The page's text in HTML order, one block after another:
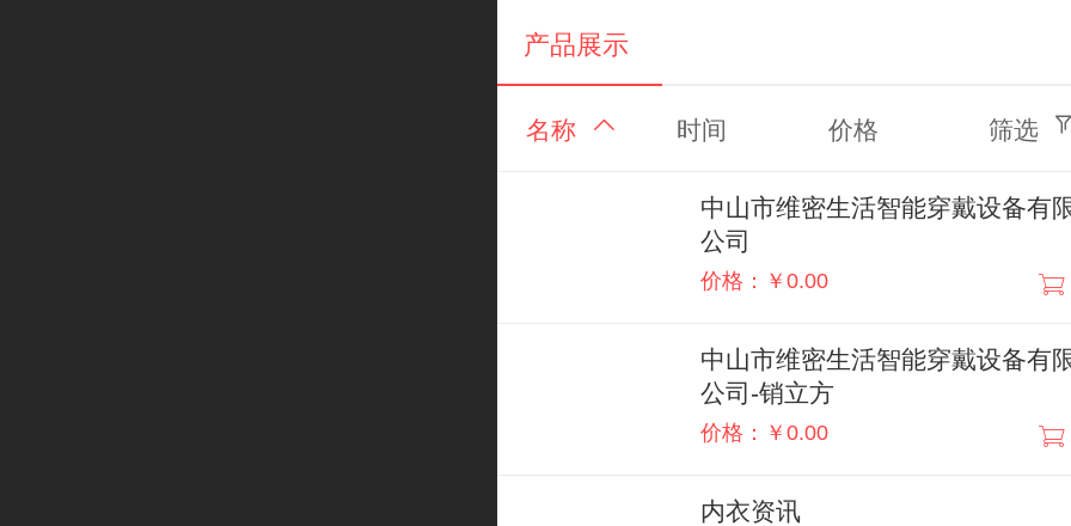
产品展示
名称 时间 价格 筛选
中山市维密生活智能穿戴设备有
公司
价格：￥0.00
中山市维密生活智能穿戴设备有
公司-销立方
价格：￥0.00
内衣资讯